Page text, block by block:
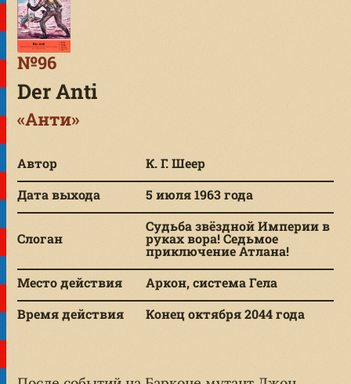
№96
Der Anti
«Анти»
Автор
К. Г. Шеер
Дата выхода
5 июля 1963 года
Слоган
Судьба звёздной Империи в
руках вора! Седьмое
приключение Атлана!
Место действия
Аркон, система Гела
Время действия
Конец октября 2044 года